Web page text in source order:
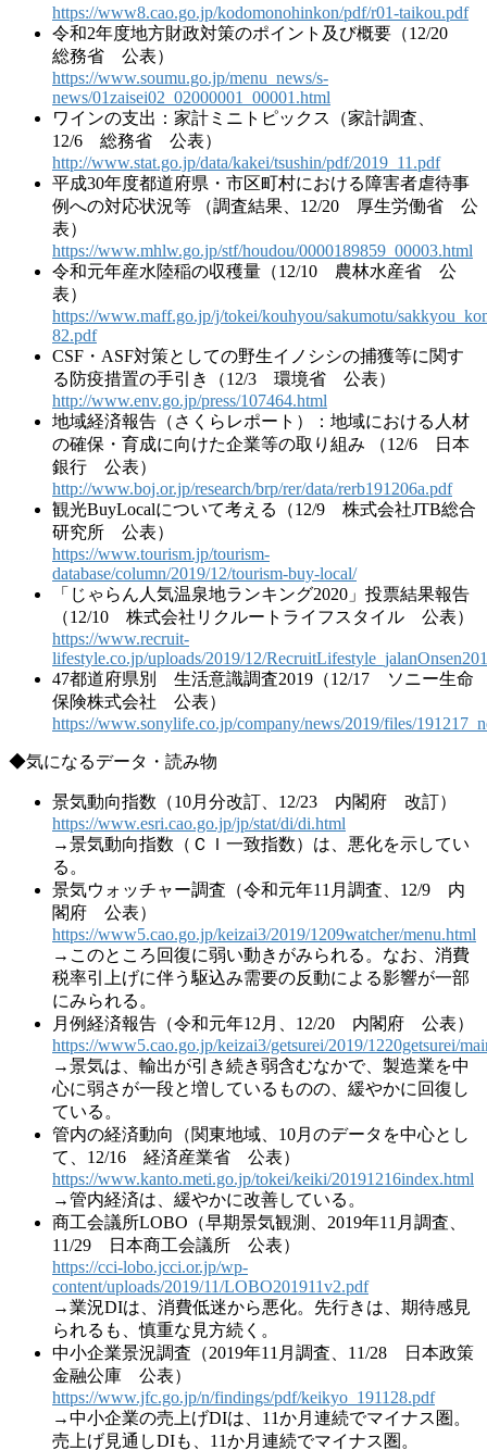
https://www8.cao.go.jp/kodomonohinkon/pdf/r01-taikou.pdf
令和2年度地方財政対策のポイント及び概要（12/20
総務省 公表）
https://www.soumu.go.jp/menu_news/s-
news/01zaisei02_02000001_00001.html
ワインの支出：家計ミニトピックス（家計調査、
12/6 総務省 公表）
http://www.stat.go.jp/data/kakei/tsushin/pdf/2019_11.pdf
平成30年度都道府県・市区町村における障害者虐待事
例への対応状況等 （調査結果、12/20 厚生労働省 公
表）
https://www.mhlw.go.jp/stf/houdou/0000189859_00003.html
令和元年産水陸稲の収穫量（12/10 農林水産省 公
表）
https://www.maff.go.jp/j/tokei/kouhyou/sakumotu/
82.pdf
CSF・ASF対策としての野生イノシシの捕獲等に関す
る防疫措置の手引き（12/3 環境省 公表）
http://www.env.go.jp/press/107464.html
地域経済報告（さくらレポート）：地域における人材
の確保・育成に向けた企業等の取り組み （12/6 日本
銀行 公表）
http://www.boj.or.jp/research/brp/rer/data/rerb191206a.pdf
観光BuyLocalについて考える（12/9 株式会社JTB総合
研究所 公表）
https://www.tourism.jp/tourism-
database/column/2019/12/tourism-buy-local/
「じゃらん人気温泉地ランキング2020」投票結果報告
（12/10 株式会社リクルートライフスタイル 公表）
https://www.recruit-
lifestyle.co.jp/uploads/2019/12/
47都道府県別 生活意識調査2019（12/17 ソニー生命
保険株式会社 公表）
https://www.sonylife.co.jp/company/news/2019/files/
◆気になるデータ・読み物
景気動向指数（10月分改訂、12/23 内閣府 改訂）
https://www.esri.cao.go.jp/jp/stat/di/di.html
→景気動向指数（ＣＩ一致指数）は、悪化を示してい
る。
景気ウォッチャー調査（令和元年11月調査、12/9 内
閣府 公表）
https://www5.cao.go.jp/keizai3/2019/1209watcher/menu.html
→このところ回復に弱い動きがみられる。なお、消費
税率引上げに伴う駆込み需要の反動による影響が一部
にみられる。
月例経済報告（令和元年12月、12/20 内閣府 公表）
https://www5.cao.go.jp/keizai3/getsurei/2019/1220getsurei/
→景気は、輸出が引き続き弱含むなかで、製造業を中
心に弱さが一段と増しているものの、緩やかに回復し
ている。
管内の経済動向（関東地域、10月のデータを中心とし
て、12/16 経済産業省 公表）
https://www.kanto.meti.go.jp/tokei/keiki/20191216index.html
→管内経済は、緩やかに改善している。
商工会議所LOBO（早期景気観測、2019年11月調査、
11/29 日本商工会議所 公表）
https://cci-lobo.jcci.or.jp/wp-
content/uploads/2019/11/LOBO201911v2.pdf
→業況DIは、消費低迷から悪化。先行きは、期待感見
られるも、慎重な見方続く。
中小企業景況調査（2019年11月調査、11/28 日本政策
金融公庫 公表）
https://www.jfc.go.jp/n/findings/pdf/keikyo_191128.pdf
→中小企業の売上げDIは、11か月連続でマイナス圏。
売上げ見通しDIも、11か月連続でマイナス圏。